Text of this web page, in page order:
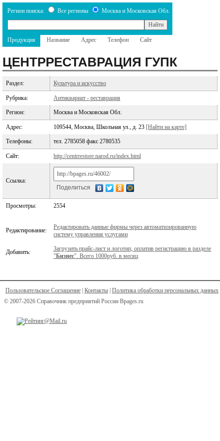
Регион поиска: Все регионы Москва и Московская Обл.
Продукция Название Адрес Телефон Сайт
ЦЕНТРРЕСТАВРАЦИЯ ГУПК
Раздел: Культура и искусство
Рубрика: Антиквариат - реставрация
Регион: Москва и Московская Обл.
Адрес: 109544, Москва, Школьная ул., д. 23 [Найти на карте]
Телефоны: тел. 2785058 факс 2780535
Сайт: http://centrrestore.narod.ru/index.html
Ссылка:
Поделиться
Просмотры: 2554
Редактирование:
Редактировать данные фирмы через автоматизированную
систему управления услугами
Добавить:
Загрузить прайс-лист и логотип, оплатив регистрацию в разделе
"Бизнес". Всего 1000руб. в месяц
Пользовательское Соглашение Контакты Политика обработки персональных данных
© 2007-2026 Справочник предприятий России Bpages.ru